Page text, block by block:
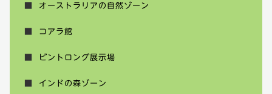
オーストラリアの自然ゾーン
コアラ館
ビントロング展示場
インドの森ゾーン